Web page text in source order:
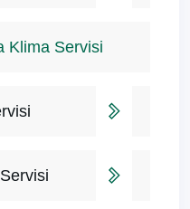
Klima Servisi